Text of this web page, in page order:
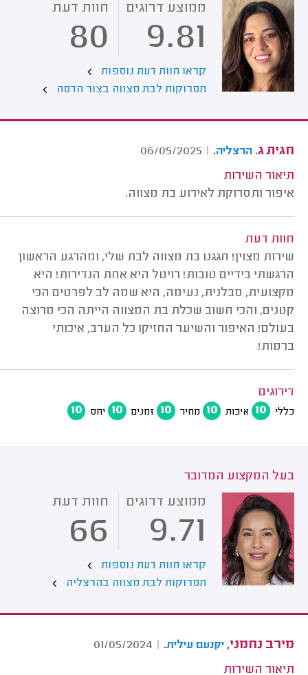
ממוצע דרוגים
9.81
חוות דעת
80
קראו חוות דעת נוספות
תסרוקות לבת מצווה בצור הדסה
חגית ג. הרצליה.
|
06/05/2025
תיאור השירות
איפור ותסרוקת לאירוע בת מצווה.
חוות דעת
שירות מצוין! חגגנו בת מצווה לבת שלי, ומהרגע הראשון
הרגשתי בידיים טובות! רויטל היא אחת הנדירות! היא
מקצועית, סבלנית, נעימה, היא שמה לב לפרטים הכי
קטנים, והכי חשוב שכלת בת המצווה הייתה הכי מרוצה
בעולם! האיפור והשיער החזיקו כל הערב, איכותי
ברמות!
דירוגים
כללי 10 איכות 10 מחיר 10 זמנים 10 יחס 10
בעל המקצוע המדובר
ממוצע דרוגים
9.71
חוות דעת
66
קראו חוות דעת נוספות
תסרוקות לבת מצווה בהרצליה
מירב נחמני, יקנעם עילית.
|
01/05/2024
תיאור השירות